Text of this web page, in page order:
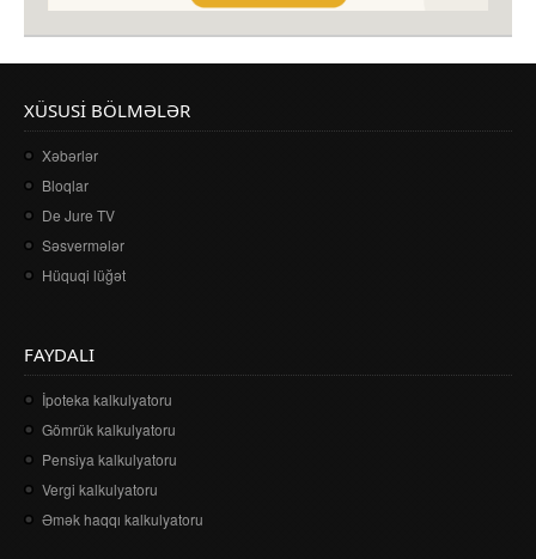
XÜSUSI BÖLMƏLƏR
Xəbərlər
Bloqlar
De Jure TV
Səsvermələr
Hüquqi lüğət
FAYDALI
İpoteka kalkulyatoru
Gömrük kalkulyatoru
Pensiya kalkulyatoru
Vergi kalkulyatoru
Əmək haqqı kalkulyatoru